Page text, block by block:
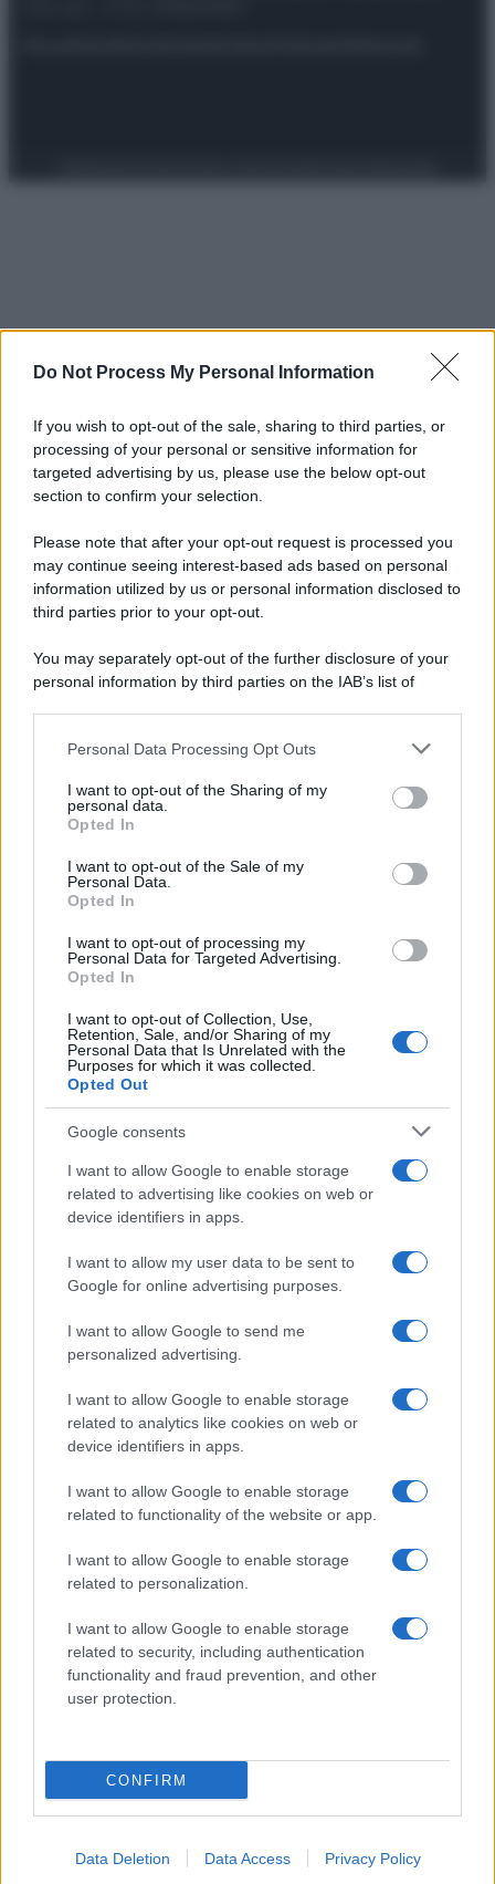
Do Not Process My Personal Information
If you wish to opt-out of the sale, sharing to third parties, or
processing of your personal or sensitive information for
targeted advertising by us, please use the below opt-out
section to confirm your selection.
Please note that after your opt-out request is processed you
may continue seeing interest-based ads based on personal
information utilized by us or personal information disclosed to
third parties prior to your opt-out.
You may separately opt-out of the further disclosure of your
personal information by third parties on the IAB’s list of
This information may also be disclosed by us to third parties
disclose it to other third parties.
Please note that this website/app uses one or more Google
services and may gather and store information including but
not limited to your visit or usage behaviour. You may click to
grant or deny consent to Google and its third-party tags to
consent section.
Personal Data Processing Opt Outs
I want to opt-out of the Sharing of my
personal data.
Opted In
I want to opt-out of the Sale of my
Personal Data.
Opted In
I want to opt-out of processing my
Personal Data for Targeted Advertising.
Opted In
I want to opt-out of Collection, Use,
Retention, Sale, and/or Sharing of my
Personal Data that Is Unrelated with the
Purposes for which it was collected.
Opted Out
Google consents
I want to allow Google to enable storage
related to advertising like cookies on web or
device identifiers in apps.
I want to allow my user data to be sent to
Google for online advertising purposes.
I want to allow Google to send me
personalized advertising.
I want to allow Google to enable storage
related to analytics like cookies on web or
device identifiers in apps.
I want to allow Google to enable storage
related to functionality of the website or app.
I want to allow Google to enable storage
related to personalization.
I want to allow Google to enable storage
related to security, including authentication
functionality and fraud prevention, and other
user protection.
CONFIRM
Data Deletion Data Access Privacy Policy